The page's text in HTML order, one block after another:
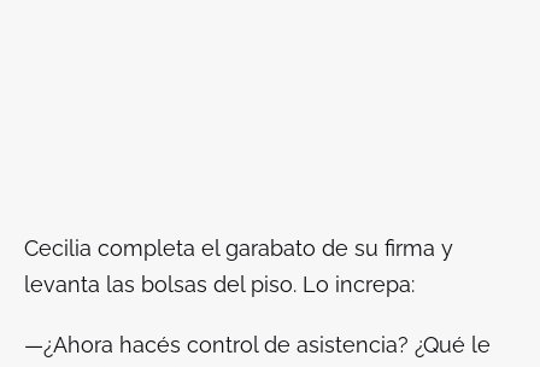
Cecilia completa el garabato de su firma y
levanta las bolsas del piso. Lo increpa:
—¿Ahora hacés control de asistencia? ¿Qué le